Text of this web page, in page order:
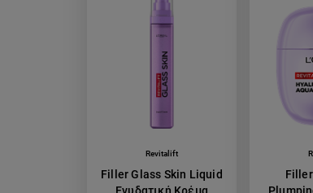
Revitalift
Filler Glass Skin Liquid